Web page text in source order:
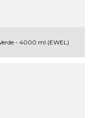
- 4000 ml (EWEL)